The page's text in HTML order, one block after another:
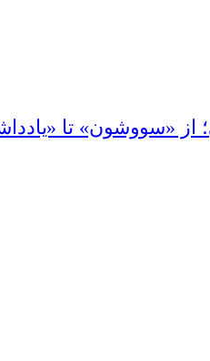
از «سووشون» تا